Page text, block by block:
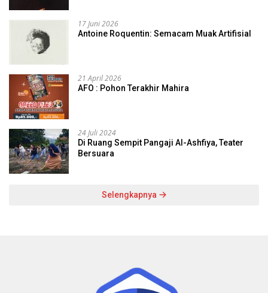
17 Juni 2026
Antoine Roquentin: Semacam Muak Artifisial
21 April 2026
AFO : Pohon Terakhir Mahira
24 Juli 2024
Di Ruang Sempit Pangaji Al-Ashfiya, Teater
Bersuara
Selengkapnya